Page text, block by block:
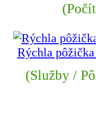
Rýchla
(Služby /